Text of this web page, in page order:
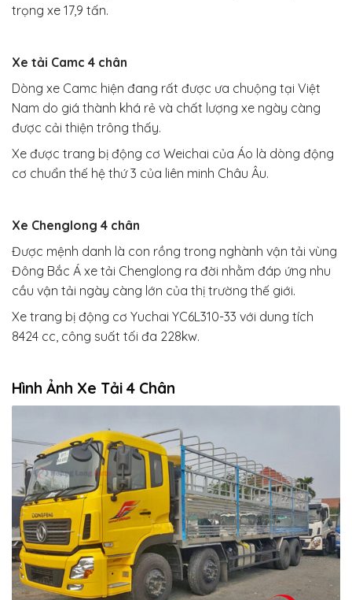
trọng xe 17,9 tấn.
Xe tải Camc 4 chân
Dòng xe Camc hiện đang rất được ưa chuộng tại Việt
Nam do giá thành khá rẻ và chất lượng xe ngày càng
được cải thiện trông thấy.
Xe được trang bị động cơ Weichai của Áo là dòng động
cơ chuẩn thế hệ thứ 3 của liên minh Châu Âu.
Xe Chenglong 4 chân
Được mệnh danh là con rồng trong nghành vận tải vùng
Đông Bắc Á xe tải Chenglong ra đời nhằm đáp ứng nhu
cầu vận tải ngày càng lớn của thị trường thế giới.
Xe trang bị động cơ Yuchai YC6L310-33 với dung tích
8424 cc, công suất tối đa 228kw.
Hình Ảnh Xe Tải 4 Chân